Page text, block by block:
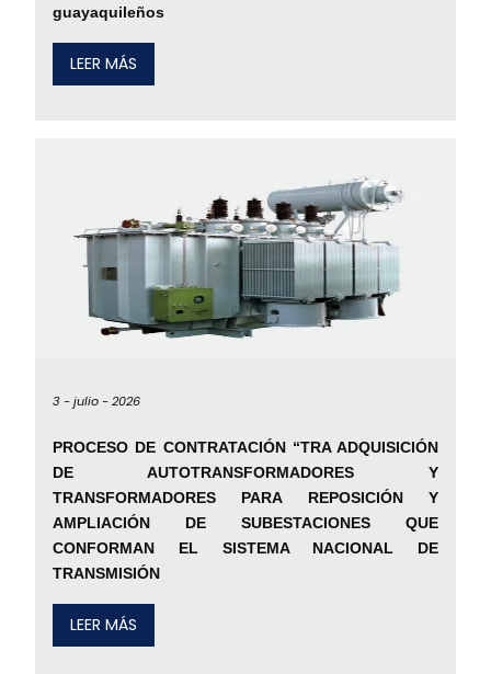
guayaquileños
LEER MÁS
3 -julio -2026
PROCESO DE CONTRATACIÓN “TRA ADQUISICIÓN
DE AUTOTRANSFORMADORES Y
TRANSFORMADORES PARA REPOSICIÓN Y
AMPLIACIÓN DE SUBESTACIONES QUE
CONFORMAN EL SISTEMA NACIONAL DE
TRANSMISIÓN
LEER MÁS